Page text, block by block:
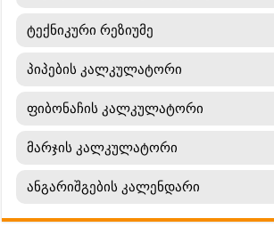
ტექნიკური რეზიუმე
პიპების კალკულატორი
ფიბონაჩის კალკულატორი
მარჯის კალკულატორი
ანგარიშგების კალენდარი